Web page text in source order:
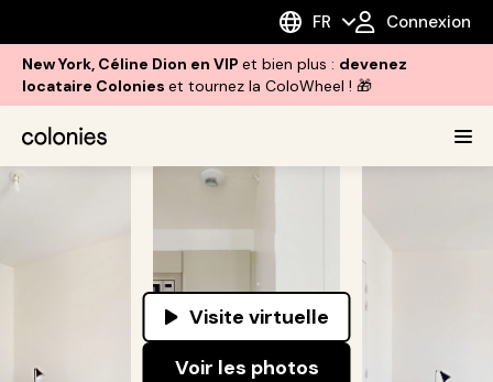
FR Connexion
New York, Céline Dion en VIP et bien plus : devenez
locataire Colonies et tournez la ColoWheel ! 🎁
Visite virtuelle
Voir les photos